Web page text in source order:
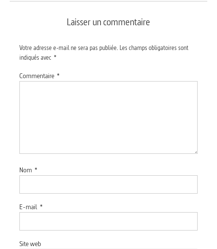
Laisser un commentaire
Votre adresse e-mail ne sera pas publiée. Les champs obligatoires sont
indiqués avec *
Commentaire *
Nom *
E-mail *
Site web